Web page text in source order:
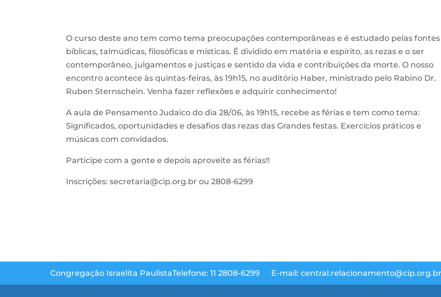
O curso deste ano tem como tema preocupações contemporâneas e é estudado pelas fontes
bíblicas, talmúdicas, filosóficas e místicas. É dividido em matéria e espírito, as rezas e o ser
contemporâneo, julgamentos e justiças e sentido da vida e contribuições da morte. O nosso
encontro acontece às quintas-feiras, às 19h15, no auditório Haber, ministrado pelo Rabino Dr.
Ruben Sternschein. Venha fazer reflexões e adquirir conhecimento!
A aula de Pensamento Judaico do dia 28/06, às 19h15, recebe as férias e tem como tema:
Significados, oportunidades e desafios das rezas das Grandes festas. Exercícios práticos e
músicas com convidados.
Participe com a gente e depois aproveite as férias!!
Inscrições: secretaria@cip.org.br ou 2808-6299
Congregação Israelita PaulistaTelefone: 11 2808-6299 E-mail: central.relacionamento@cip.org.br